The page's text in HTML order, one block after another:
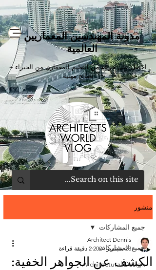
مدونة المهندسين المعماريين
العالمية
احصل على جرعة من التعليم المعماري من الخبراء +
نصائح مهنية
منشور
جميع المشاركات
Architectural Design
جميع المشاركات
الكشف عن الجواهر الخفية:
Architect Dennis
23 سبتمبر 2024
2 دقيقة قراءة